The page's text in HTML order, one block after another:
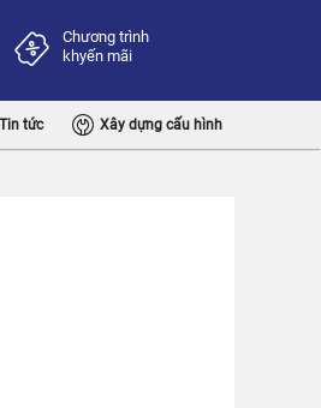
Chương trình
khyến mãi
Tin tức Xây dựng cấu hình